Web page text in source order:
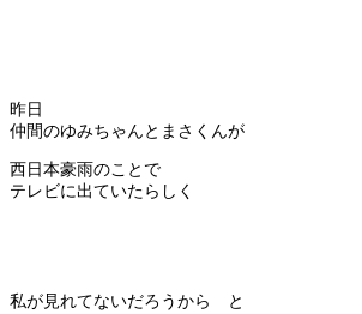
昨日
仲間のゆみちゃんとまさくんが
西日本豪雨のことで
テレビに出ていたらしく
私が見れてないだろうから と